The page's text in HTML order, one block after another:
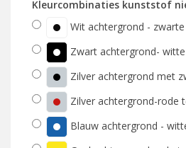
Kleurcombinaties kunststof
Wit achtergrond -
Zwart achtergrond-
Zilver achtergrond met
Zilver achtergrond-rode
Blauw achtergrond -